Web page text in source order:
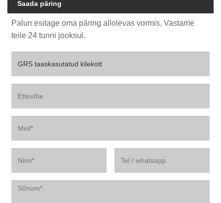
Saada päring
Palun esitage oma päring allolevas vormis. Vastame
teile 24 tunni jooksul.